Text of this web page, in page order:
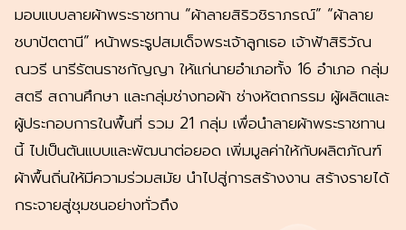
มอบแบบลายผ้าพระราชทาน “ผ้าลายสิริวชิราภรณ์” “ผ้าลาย
ชบาปัตตานี” หน้าพระรูปสมเด็จพระเจ้าลูกเธอ เจ้าฟ้าสิริวัณ
ณวรี นารีรัตนราชกัญญา ให้แก่นายอำเภอทั้ง 16 อำเภอ กลุ่ม
สตรี สถานศึกษา และกลุ่มช่างทอผ้า ช่างหัตถกรรม ผู้ผลิตและ
ผู้ประกอบการในพื้นที่ รวม 21 กลุ่ม เพื่อนำลายผ้าพระราชทาน
นี้ ไปเป็นต้นแบบและพัฒนาต่อยอด เพิ่มมูลค่าให้กับผลิตภัณฑ์
ผ้าพื้นถิ่นให้มีความร่วมสมัย นำไปสู่การสร้างงาน สร้างรายได้
กระจายสู่ชุมชนอย่างทั่วถึง